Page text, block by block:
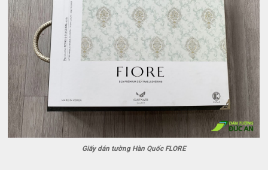
Giấy dán tường Hàn Quốc FLORE